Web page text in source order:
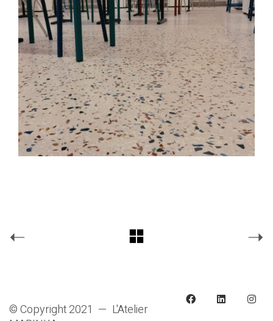
© Copyright 2021 — L'Atelier